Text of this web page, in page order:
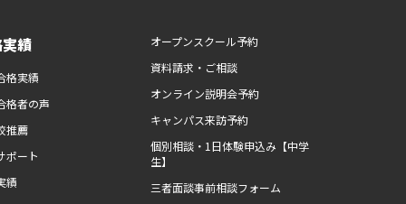
績
格実績
格者の声
推薦
ポート
績
オープンスクール予約
資料請求・ご相談
オンライン説明会予約
キャンパス来訪予約
個別相談・1日体験申込み【中学
生】
三者面談事前相談フォーム